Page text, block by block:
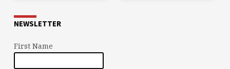
NEWSLETTER
First Name